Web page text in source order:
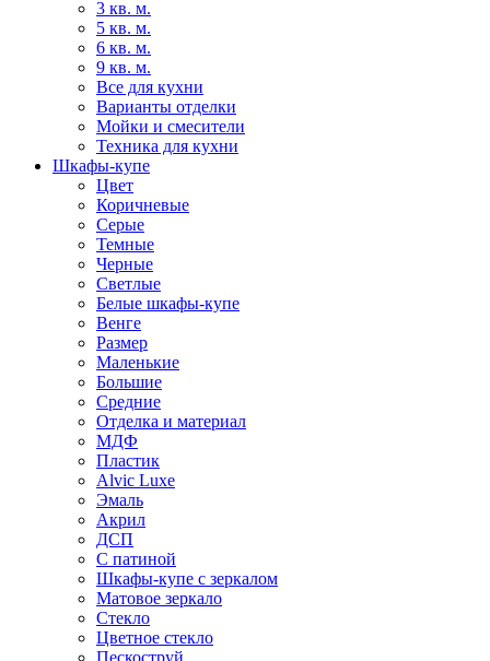
3 кв. м.
5 кв. м.
6 кв. м.
9 кв. м.
Все для кухни
Варианты отделки
Мойки и смесители
Техника для кухни
Шкафы-купе
Цвет
Коричневые
Серые
Темные
Черные
Светлые
Белые шкафы-купе
Венге
Размер
Маленькие
Большие
Средние
Отделка и материал
МДФ
Пластик
Alvic Luxe
Эмаль
Акрил
ДСП
С патиной
Шкафы-купе с зеркалом
Матовое зеркало
Стекло
Цветное стекло
Пескоструй